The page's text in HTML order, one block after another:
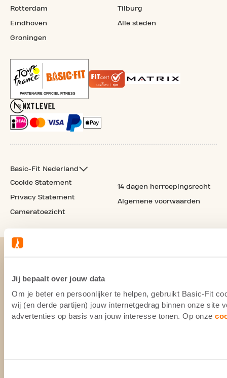
Jij bepaalt over jouw data
Om je beter en persoonlijker te helpen, gebruikt Basic-Fit
wij (en derde partijen) jouw internetgedrag binnen onze site
advertenties op basis van jouw interesse tonen. Op onze
Rotterdam
Eindhoven
Groningen
Tilburg
Alle steden
Basic-Fit Nederland
Cookie Statement
Privacy Statement
Cameratoezicht
14 dagen herroepingsrecht
Algemene voorwaarden